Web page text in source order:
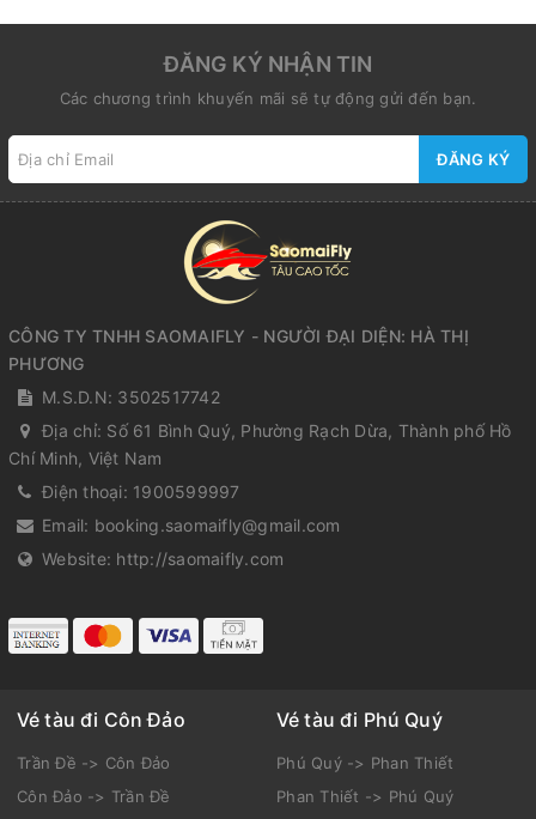
ĐĂNG KÝ NHẬN TIN
Các chương trình khuyến mãi sẽ tự động gửi đến bạn.
ĐĂNG KÝ
CÔNG TY TNHH SAOMAIFLY - NGƯỜI ĐẠI DIỆN: HÀ THỊ
PHƯƠNG
M.S.D.N: 3502517742
Địa chỉ: Số 61 Bình Quý, Phường Rạch Dừa, Thành phố Hồ
Chí Minh, Việt Nam
Điện thoại: 1900599997
Email: booking.saomaifly@gmail.com
Website: http://saomaifly.com
Vé tàu đi Côn Đảo
Trần Đề -> Côn Đảo
Côn Đảo -> Trần Đề
Vé tàu đi Phú Quý
Phú Quý -> Phan Thiết
Phan Thiết -> Phú Quý